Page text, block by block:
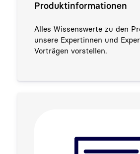
Produktinformationen
Alles Wissenswerte zu den
unsere Expertinnen und
Vorträgen vorstellen.